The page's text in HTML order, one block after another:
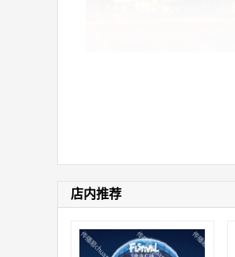
店内推荐